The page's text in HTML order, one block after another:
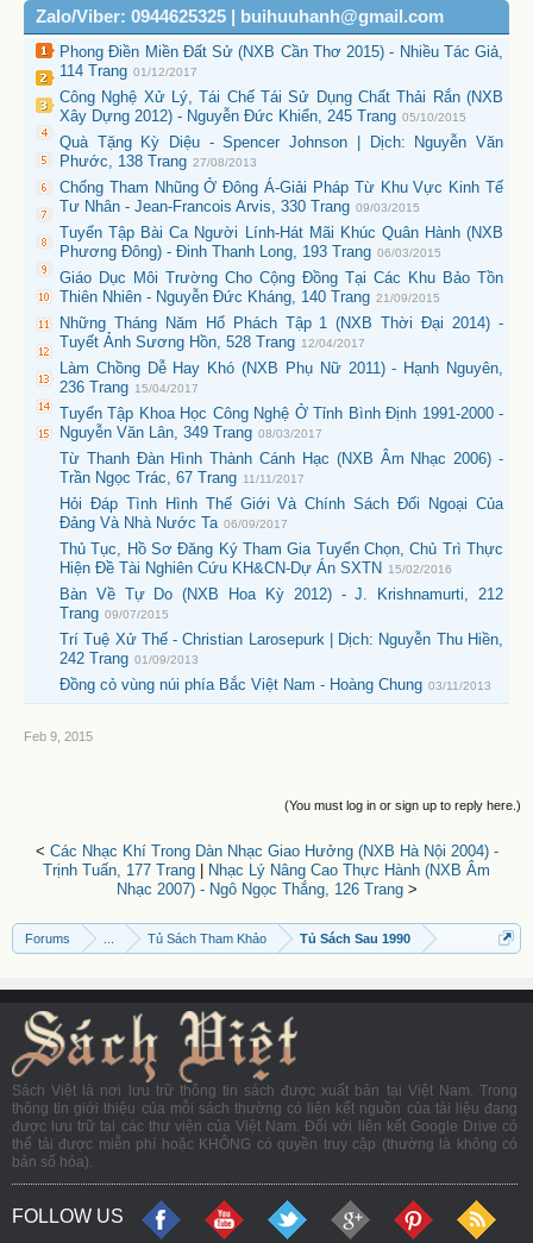
Zalo/Viber: 0944625325 | buihuuhanh@gmail.com
Phong Điền Miền Đất Sử (NXB Cần Thơ 2015) - Nhiều Tác Giả,
114 Trang 01/12/2017
Công Nghệ Xử Lý, Tái Chế Tái Sử Dụng Chất Thải Rắn (NXB
Xây Dựng 2012) - Nguyễn Đức Khiển, 245 Trang 05/10/2015
Quà Tặng Kỳ Diệu - Spencer Johnson | Dịch: Nguyễn Văn
Phước, 138 Trang 27/08/2013
Chống Tham Nhũng Ở Đông Á-Giải Pháp Từ Khu Vực Kinh Tế
Tư Nhân - Jean-Francois Arvis, 330 Trang 09/03/2015
Tuyển Tập Bài Ca Người Lính-Hát Mãi Khúc Quân Hành (NXB
Phương Đông) - Đinh Thanh Long, 193 Trang 06/03/2015
Giáo Dục Môi Trường Cho Cộng Đồng Tại Các Khu Bảo Tồn
Thiên Nhiên - Nguyễn Đức Kháng, 140 Trang 21/09/2015
Những Tháng Năm Hổ Phách Tập 1 (NXB Thời Đại 2014) -
Tuyết Ảnh Sương Hồn, 528 Trang 12/04/2017
Làm Chồng Dễ Hay Khó (NXB Phụ Nữ 2011) - Hạnh Nguyên,
236 Trang 15/04/2017
Tuyển Tập Khoa Học Công Nghệ Ở Tỉnh Bình Định 1991-2000 -
Nguyễn Văn Lân, 349 Trang 08/03/2017
Từ Thanh Đàn Hình Thành Cánh Hạc (NXB Âm Nhạc 2006) -
Trần Ngọc Trác, 67 Trang 11/11/2017
Hỏi Đáp Tình Hình Thế Giới Và Chính Sách Đối Ngoại Của
Đảng Và Nhà Nước Ta 06/09/2017
Thủ Tục, Hồ Sơ Đăng Ký Tham Gia Tuyển Chọn, Chủ Trì Thực
Hiện Đề Tài Nghiên Cứu KH&CN-Dự Án SXTN
15/02/2016
Bàn Về Tự Do (NXB Hoa Kỳ 2012) - J. Krishnamurti, 212
Trang 09/07/2015
Trí Tuệ Xử Thế - Christian Larosepurk | Dịch: Nguyễn Thu Hiền,
242 Trang 01/09/2013
Đồng cỏ vùng núi phía Bắc Việt Nam - Hoàng Chung 03/11/2013
Feb 9, 2015
(You must log in or sign up to reply here.)
< Các Nhạc Khí Trong Dàn Nhạc Giao Hưởng (NXB Hà Nội 2004) -
Trịnh Tuấn, 177 Trang
Nhạc Lý Nâng Cao Thực Hành (NXB Âm
Nhạc 2007) - Ngô Ngọc Thắng, 126 Trang>
Forums Tủ Sách Tham Khảo Tủ Sách Sau 1990
Sách Việt là nơi lưu trữ thông tin sách được xuất bản tại Việt Nam. Trong
thông tin giới thiệu của mỗi sách thường có liên kết nguồn của tài liệu đang
được lưu trữ tại các thư viện của Việt Nam. Đối với liên kết Google Drive có
thể tải được miễn phí hoặc KHÔNG có quyền truy cập (thường là không có
bản số hóa).
FOLLOW US